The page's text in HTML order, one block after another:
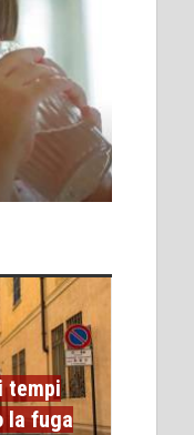
tempi
la fuga